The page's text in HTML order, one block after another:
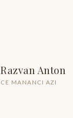
Razvan Anton
CE MANANCI AZI